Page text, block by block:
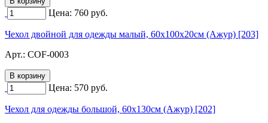
Цена: 760 руб.
Чехол двойной для одежды малый, 60х100х20см (Ажур) [203]
Арт.: COF-0003
Цена: 570 руб.
Чехол для одежды большой, 60х130см (Ажур) [202]